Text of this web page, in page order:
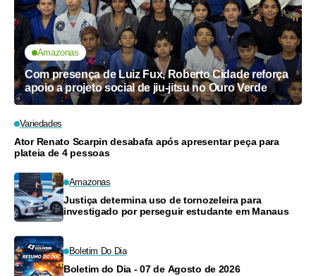
Amazonas
Com presença de Luiz Fux, Roberto Cidade reforça
apoio a projeto social de jiu-jitsu no Ouro Verde
Variedades
Ator Renato Scarpin desabafa após apresentar peça para
plateia de 4 pessoas
Amazonas
Justiça determina uso de tornozeleira para
investigado por perseguir estudante em Manaus
Boletim Do Dia
Boletim do Dia - 07 de Agosto de 2026